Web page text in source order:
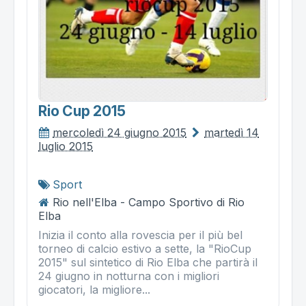
Rio Cup 2015
mercoledì 24 giugno 2015
martedì 14
luglio 2015
Sport
Rio nell'Elba - Campo Sportivo di Rio
Elba
Inizia il conto alla rovescia per il più bel
torneo di calcio estivo a sette, la "RioCup
2015" sul sintetico di Rio Elba che partirà il
24 giugno in notturna con i migliori
giocatori, la migliore...